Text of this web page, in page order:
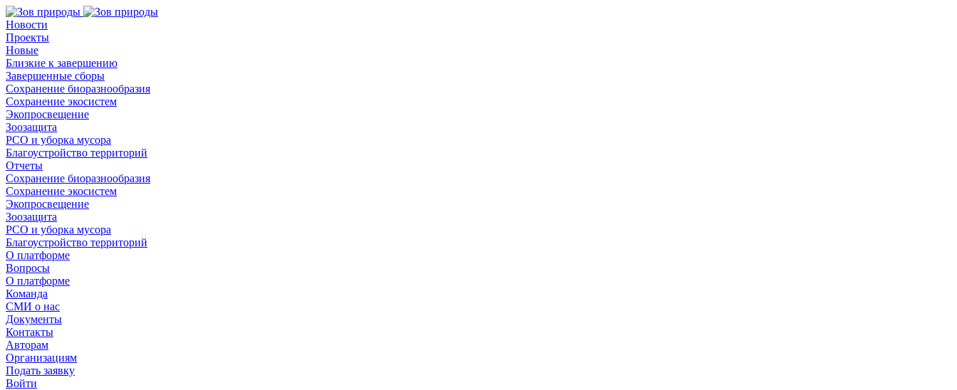
Новости
Проекты
Новые
Близкие к завершению
Завершенные сборы
Сохранение биоразнообразия
Сохранение экосистем
Экопросвещение
Зоозащита
РСО и уборка мусора
Благоустройство территорий
Отчеты
Сохранение биоразнообразия
Сохранение экосистем
Экопросвещение
Зоозащита
РСО и уборка мусора
Благоустройство территорий
О платформе
Вопросы
О платформе
Команда
СМИ о нас
Документы
Контакты
Авторам
Организациям
Подать заявку
Войти